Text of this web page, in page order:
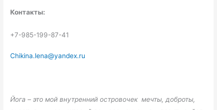
Контакты:
+7-985-199-87-41
Сhikina.lena@yandex.ru
Йога – это мой внутренний островочек мечты, доброты,